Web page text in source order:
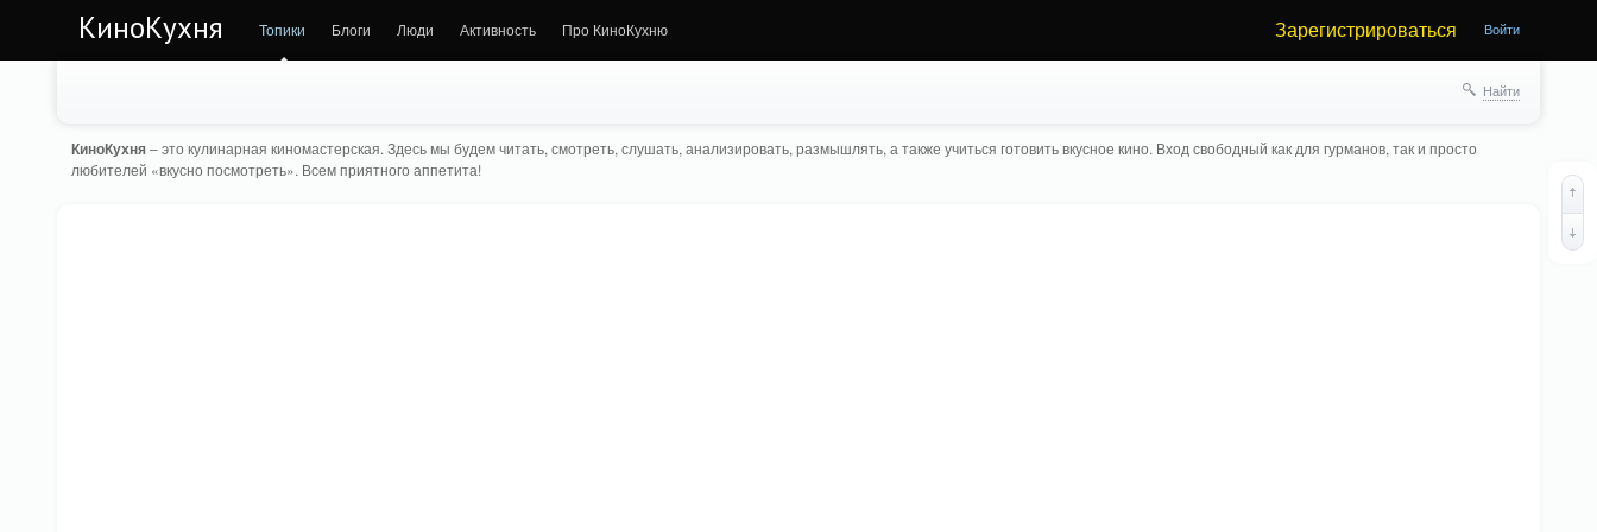
КиноКухня Топики Блоги Люди Активность Про КиноКухню Зарегистрироваться Войти
Найти
КиноКухня– это кулинарная киномастерская. Здесь мы будем читать, смотреть, слушать, анализировать, размышлять, а также учиться готовить вкусное кино. Вход свободный как для гурманов, так и просто
любителей «вкусно посмотреть». Всем приятного аппетита!